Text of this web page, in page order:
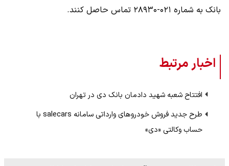
بانک به شماره ۰۲۱-۲۸۹۳۰ تماس حاصل کنند.
اخبار مرتبط
افتتاح شعبه شهید دادمان بانک دی در تهران
طرح جدید فروش خودروهای وارداتی سامانه salecars با
حساب وکالتی «دی»